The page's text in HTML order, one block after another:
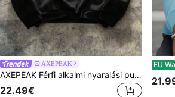
AXEPEAK
AXEPEAK Férfi alkalmi nyaralási pulóver, bő, kényelmes, meleg, stílusos, sokoldalú plusz méretű pulóver
22.49€
EU